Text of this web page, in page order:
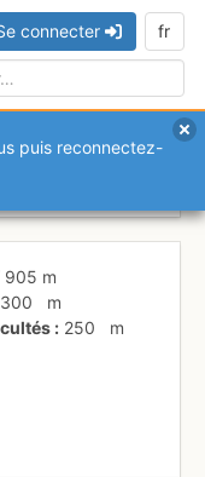
connecter fr
puis reconnectez-
905 m
300
m
250 m